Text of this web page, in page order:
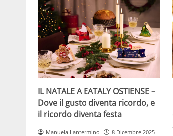
IL NATALE A EATALY OSTIENSE –
Dove il gusto diventa ricordo, e
il ricordo diventa festa
Manuela Lantermino 8 Dicembre 2025